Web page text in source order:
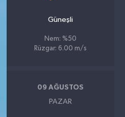
Güneşli
Nem: %50
Rüzgar: 6.00 m/s
09 AĞUSTOS
PAZAR